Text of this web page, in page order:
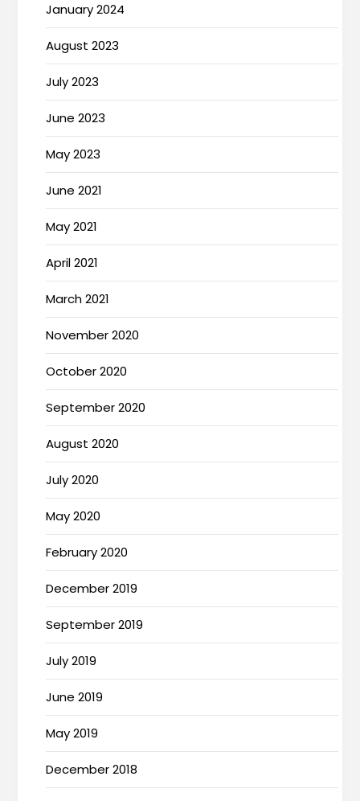
January 2024
August 2023
July 2023
June 2023
May 2023
June 2021
May 2021
April 2021
March 2021
November 2020
October 2020
September 2020
August 2020
July 2020
May 2020
February 2020
December 2019
September 2019
July 2019
June 2019
May 2019
December 2018